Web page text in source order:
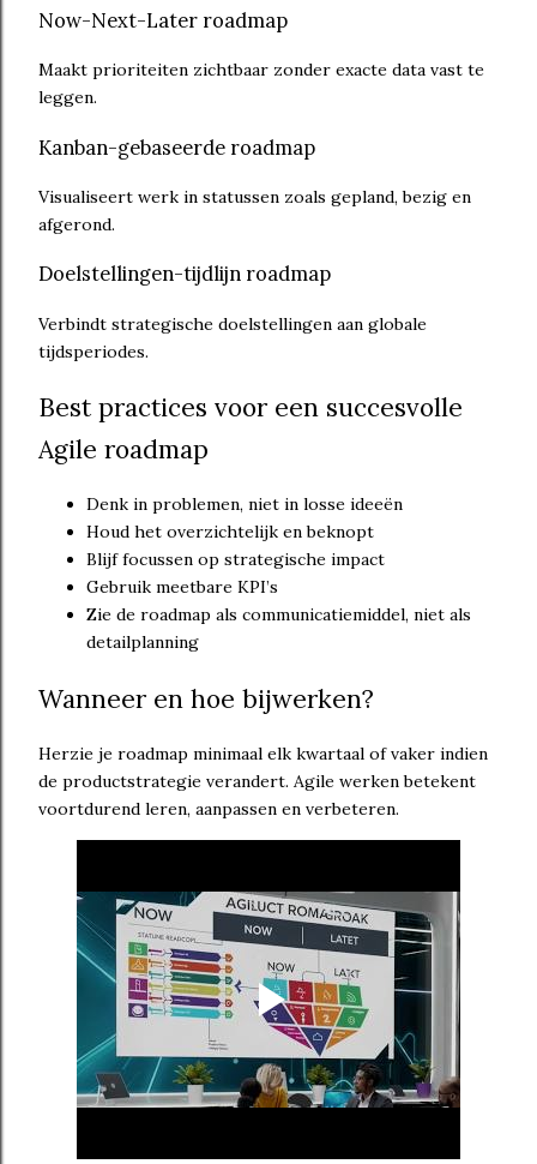
Now-Next-Later roadmap
Maakt prioriteiten zichtbaar zonder exacte data vast te
leggen.
Kanban-gebaseerde roadmap
Visualiseert werk in statussen zoals gepland, bezig en
afgerond.
Doelstellingen-tijdlijn roadmap
Verbindt strategische doelstellingen aan globale
tijdsperiodes.
Best practices voor een succesvolle
Agile roadmap
Denk in problemen, niet in losse ideeën
Houd het overzichtelijk en beknopt
Blijf focussen op strategische impact
Gebruik meetbare KPI’s
Zie de roadmap als communicatiemiddel, niet als
detailplanning
Wanneer en hoe bijwerken?
Herzie je roadmap minimaal elk kwartaal of vaker indien
de productstrategie verandert. Agile werken betekent
voortdurend leren, aanpassen en verbeteren.